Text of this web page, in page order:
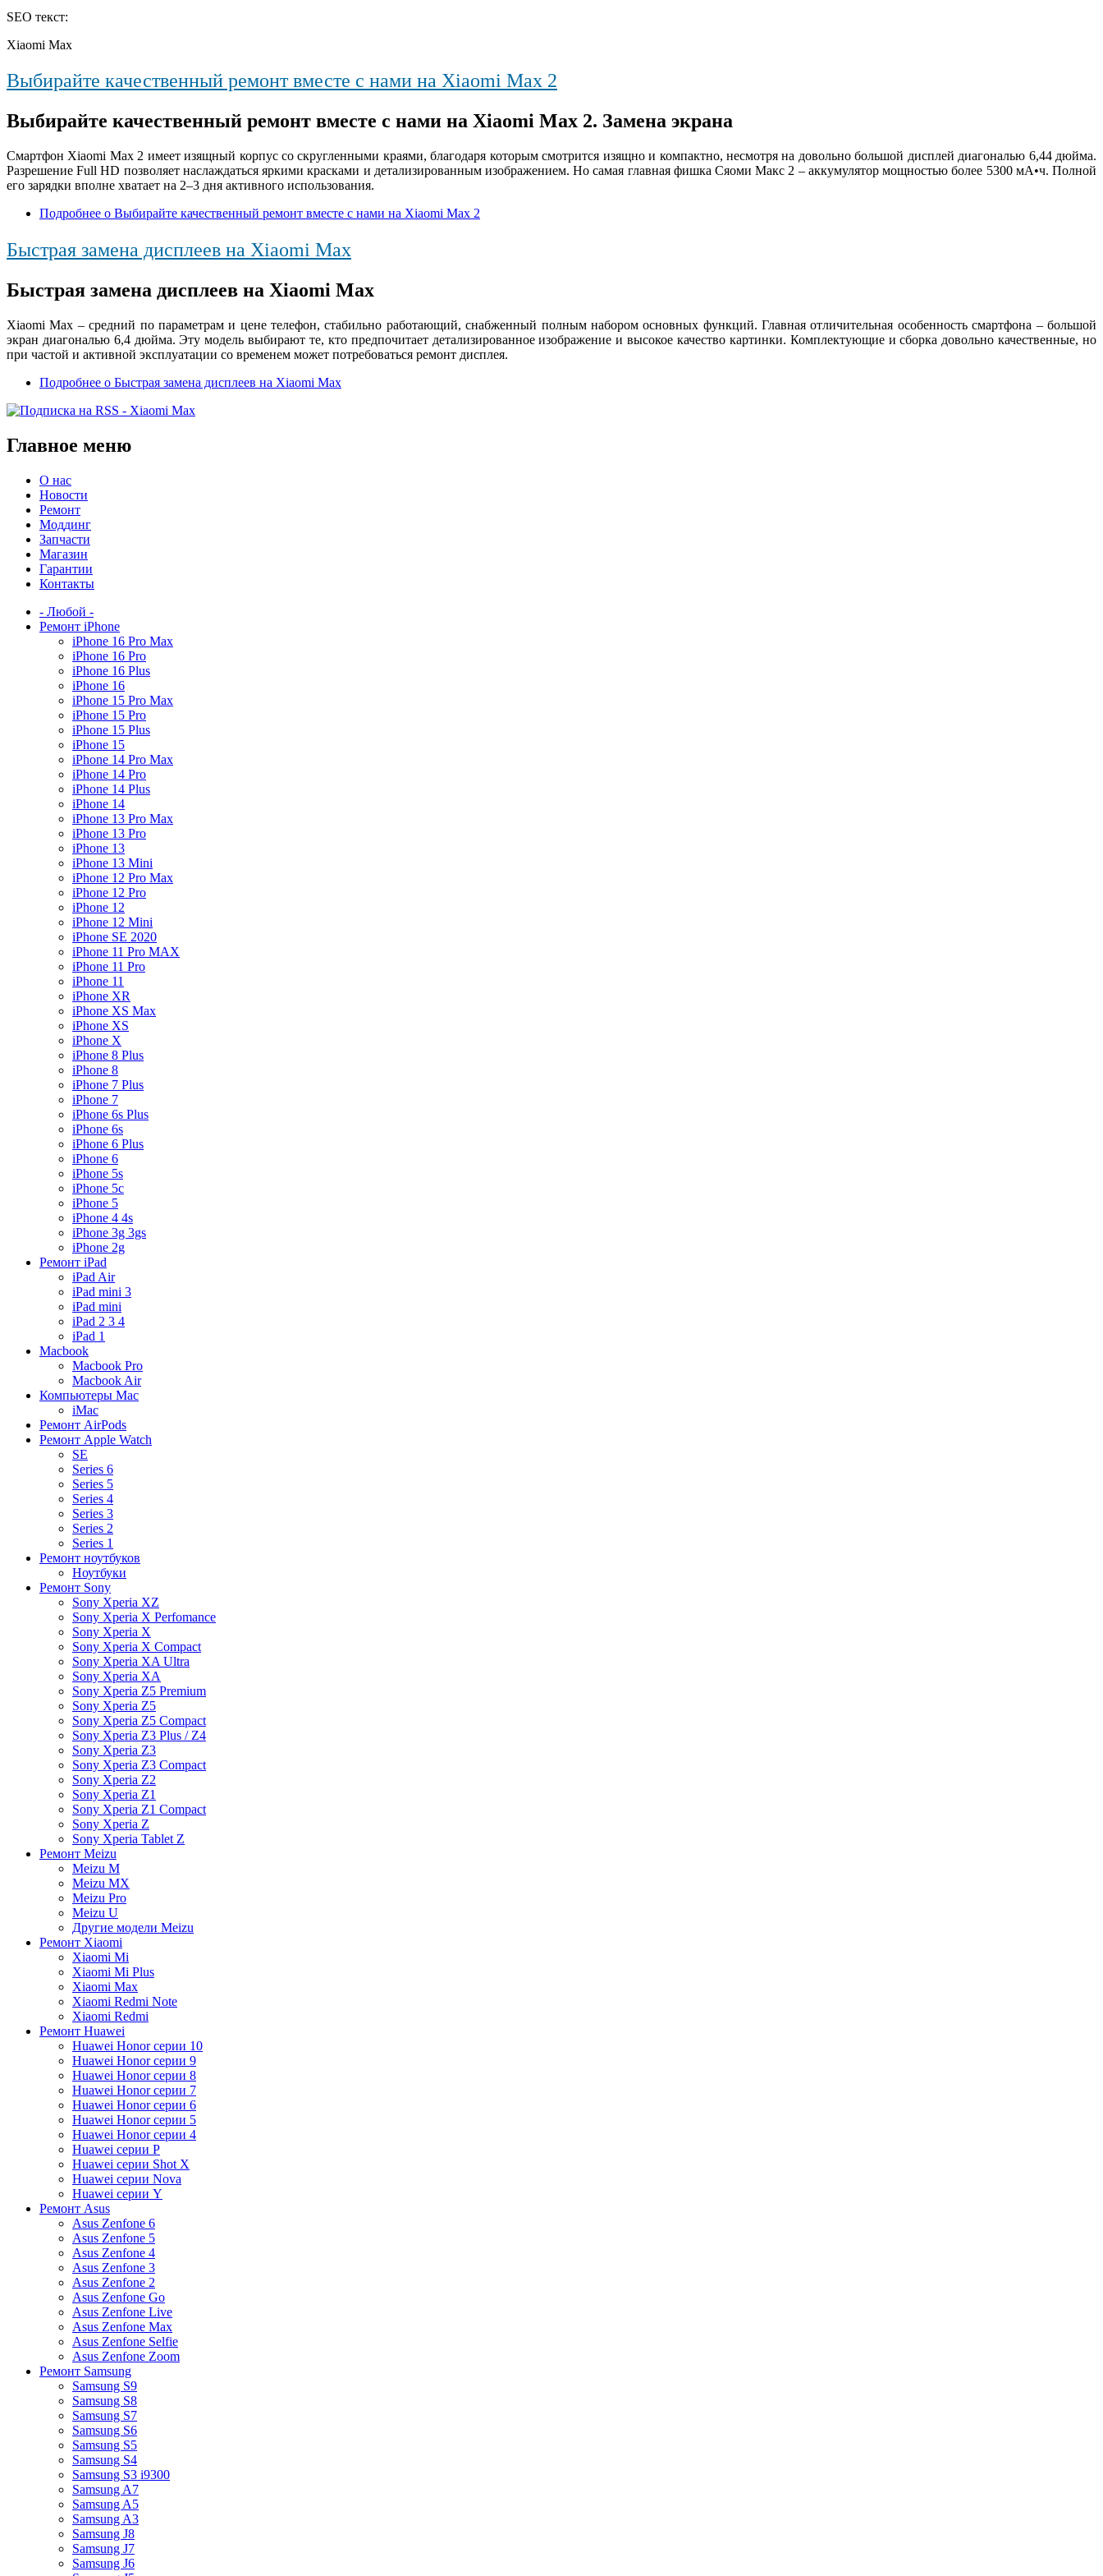
SEO текст:
Xiaomi Max
Выбирайте качественный ремонт вместе с нами на Xiaomi Max 2
Выбирайте качественный ремонт вместе с нами на Xiaomi Max 2. Замена экрана
Смартфон Xiaomi Max 2 имеет изящный корпус со скругленными краями, благодаря которым смотрится изящно и компактно, несмотря на довольно большой дисплей диагональю 6,44 дюйма.
Разрешение Full HD позволяет наслаждаться яркими красками и детализированным изображением. Но самая главная фишка Сяоми Макс 2 – аккумулятор мощностью более 5300 мА•ч. Полной
его зарядки вполне хватает на 2–3 дня активного использования.
Подробнее о Выбирайте качественный ремонт вместе с нами на Xiaomi Max 2
Быстрая замена дисплеев на Xiaomi Max
Быстрая замена дисплеев на Xiaomi Max
Xiaomi Max – средний по параметрам и цене телефон, стабильно работающий, снабженный полным набором основных функций. Главная отличительная особенность смартфона – большой
экран диагональю 6,4 дюйма. Эту модель выбирают те, кто предпочитает детализированное изображение и высокое качество картинки. Комплектующие и сборка довольно качественные, но
при частой и активной эксплуатации со временем может потребоваться ремонт дисплея.
Подробнее о Быстрая замена дисплеев на Xiaomi Max
Главное меню
О нас
Новости
Ремонт
Моддинг
Запчасти
Магазин
Гарантии
Контакты
- Любой -
Ремонт iPhone
iPhone 16 Pro Max
iPhone 16 Pro
iPhone 16 Plus
iPhone 16
iPhone 15 Pro Max
iPhone 15 Pro
iPhone 15 Plus
iPhone 15
iPhone 14 Pro Max
iPhone 14 Pro
iPhone 14 Plus
iPhone 14
iPhone 13 Pro Max
iPhone 13 Pro
iPhone 13
iPhone 13 Mini
iPhone 12 Pro Max
iPhone 12 Pro
iPhone 12
iPhone 12 Mini
iPhone SE 2020
iPhone 11 Pro MAX
iPhone 11 Pro
iPhone 11
iPhone XR
iPhone XS Max
iPhone XS
iPhone X
iPhone 8 Plus
iPhone 8
iPhone 7 Plus
iPhone 7
iPhone 6s Plus
iPhone 6s
iPhone 6 Plus
iPhone 6
iPhone 5s
iPhone 5c
iPhone 5
iPhone 4 4s
iPhone 3g 3gs
iPhone 2g
Ремонт iPad
iPad Air
iPad mini 3
iPad mini
iPad 2 3 4
iPad 1
Macbook
Macbook Pro
Macbook Air
Компьютеры Mac
iMac
Ремонт AirPods
Ремонт Apple Watch
SE
Series 6
Series 5
Series 4
Series 3
Series 2
Series 1
Ремонт ноутбуков
Ноутбуки
Ремонт Sony
Sony Xperia XZ
Sony Xperia X Perfomance
Sony Xperia X
Sony Xperia X Compact
Sony Xperia XA Ultra
Sony Xperia XA
Sony Xperia Z5 Premium
Sony Xperia Z5
Sony Xperia Z5 Compact
Sony Xperia Z3 Plus / Z4
Sony Xperia Z3
Sony Xperia Z3 Compact
Sony Xperia Z2
Sony Xperia Z1
Sony Xperia Z1 Compact
Sony Xperia Z
Sony Xperia Tablet Z
Ремонт Meizu
Meizu M
Meizu MX
Meizu Pro
Meizu U
Другие модели Meizu
Ремонт Xiaomi
Xiaomi Mi
Xiaomi Mi Plus
Xiaomi Max
Xiaomi Redmi Note
Xiaomi Redmi
Ремонт Huawei
Huawei Honor серии 10
Huawei Honor серии 9
Huawei Honor серии 8
Huawei Honor серии 7
Huawei Honor серии 6
Huawei Honor серии 5
Huawei Honor серии 4
Huawei серии P
Huawei серии Shot X
Huawei серии Nova
Huawei серии Y
Ремонт Asus
Asus Zenfone 6
Asus Zenfone 5
Asus Zenfone 4
Asus Zenfone 3
Asus Zenfone 2
Asus Zenfone Go
Asus Zenfone Live
Asus Zenfone Max
Asus Zenfone Selfie
Asus Zenfone Zoom
Ремонт Samsung
Samsung S9
Samsung S8
Samsung S7
Samsung S6
Samsung S5
Samsung S4
Samsung S3 i9300
Samsung A7
Samsung A5
Samsung A3
Samsung J8
Samsung J7
Samsung J6